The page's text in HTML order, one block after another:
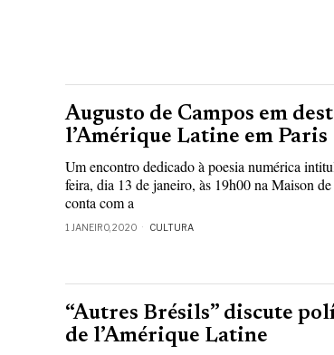
Augusto de Campos em
l’Amérique Latine em Paris
Um encontro dedicado à poesia numérica
feira, dia 13 de janeiro, às 19h00 na Maison
conta com a
1 JANEIRO, 2020 CULTURA
“Autres Brésils” discute
de l’Amérique Latine